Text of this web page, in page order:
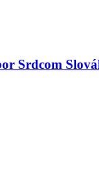
Srdcom